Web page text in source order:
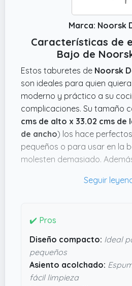
Marca: Noorsk
Características de
Bajo de
Estos taburetes de Noorsk
son ideales para quien
moderno y práctico a su
complicaciones. Su tamaño
cms de alto x 33.02 cms de
de ancho) los hace
pequeños o para usar en la
molesten demasiado.
que se limpien rápido tras
sin ser pesada, con solo un
uno, así que moverlos no es
bueno es que el montaje es
todo lo necesario, sin líos de
✔️ Pros
Diseño compacto: Ideal
pequeños
Asiento acolchado:
fácil limpieza